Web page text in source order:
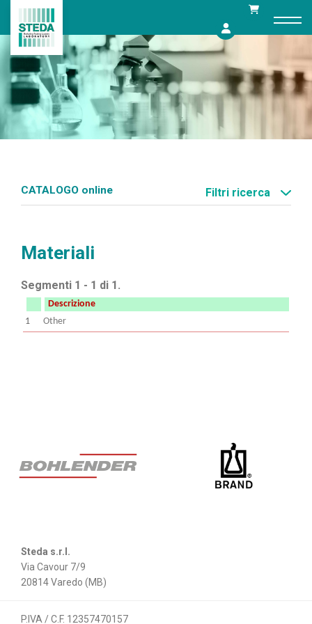
content
CATALOGO online Filtri ricerca
Materiali
Segmenti 1 - 1 di 1.
Descrizione
1
Other
Steda s.r.l.
Via Cavour 7/9
20814 Varedo (MB)
P.IVA / C.F. 12357470157